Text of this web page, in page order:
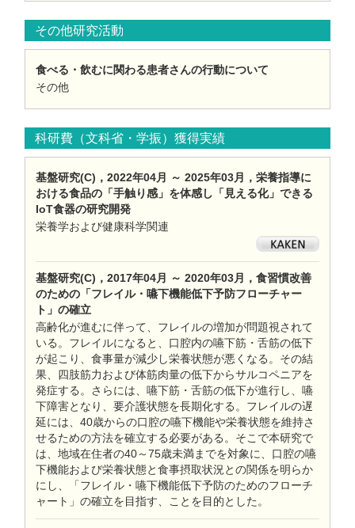
その他研究活動
食べる・飲むに関わる患者さんの行動について
その他
科研費（文科省・学振）獲得実績
基盤研究(C)，2022年04月 ～ 2025年03月，栄養指導に
おける食品の「手触り感」を体感し「見える化」できる
IoT食器の研究開発
栄養学および健康科学関連
基盤研究(C)，2017年04月 ～ 2020年03月，食習慣改善
のための「フレイル・嚥下機能低下予防フローチャー
ト」の確立
高齢化が進むに伴って、フレイルの増加が問題視されて
いる。フレイルになると、口腔内の嚥下筋・舌筋の低下
が起こり、食事量が減少し栄養状態が悪くなる。その結
果、四肢筋力および体筋肉量の低下からサルコペニアを
発症する。さらには、嚥下筋・舌筋の低下が進行し、嚥
下障害となり、要介護状態を長期化する。フレイルの遅
延には、40歳からの口腔の嚥下機能や栄養状態を維持さ
せるための方法を確立する必要がある。そこで本研究で
は、地域在住者の40～75歳未満までを対象に、口腔の嚥
下機能および栄養状態と食事摂取状況との関係を明らか
にし、「フレイル・嚥下機能低下予防のためのフローチ
ャート」の確立を目指す、ことを目的とした。